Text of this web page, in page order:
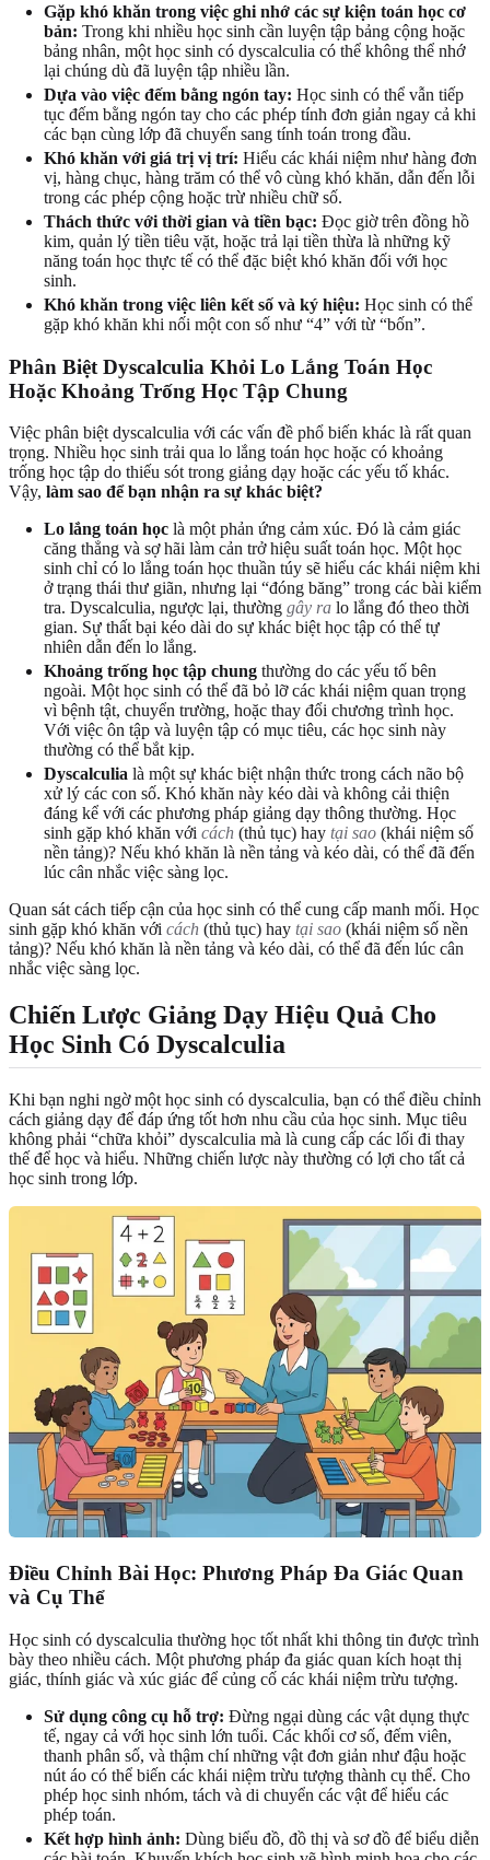
Gặp khó khăn trong việc ghi nhớ các sự kiện toán học cơ
bản: Trong khi nhiều học sinh cần luyện tập bảng cộng hoặc
bảng nhân, một học sinh có dyscalculia có thể không thể nhớ
lại chúng dù đã luyện tập nhiều lần.
Dựa vào việc đếm bằng ngón tay: Học sinh có thể vẫn tiếp
tục đếm bằng ngón tay cho các phép tính đơn giản ngay cả khi
các bạn cùng lớp đã chuyển sang tính toán trong đầu.
Khó khăn với giá trị vị trí: Hiểu các khái niệm như hàng đơn
vị, hàng chục, hàng trăm có thể vô cùng khó khăn, dẫn đến lỗi
trong các phép cộng hoặc trừ nhiều chữ số.
Thách thức với thời gian và tiền bạc: Đọc giờ trên đồng hồ
kim, quản lý tiền tiêu vặt, hoặc trả lại tiền thừa là những kỹ
năng toán học thực tế có thể đặc biệt khó khăn đối với học
sinh.
Khó khăn trong việc liên kết số và ký hiệu: Học sinh có thể
gặp khó khăn khi nối một con số như “4” với từ “bốn”.
Phân Biệt Dyscalculia Khỏi Lo Lắng Toán Học
Hoặc Khoảng Trống Học Tập Chung
Việc phân biệt dyscalculia với các vấn đề phổ biến khác là rất quan
trọng. Nhiều học sinh trải qua lo lắng toán học hoặc có khoảng
trống học tập do thiếu sót trong giảng dạy hoặc các yếu tố khác.
Vậy, làm sao để bạn nhận ra sự khác biệt?
Lo lắng toán học là một phản ứng cảm xúc. Đó là cảm giác
căng thẳng và sợ hãi làm cản trở hiệu suất toán học. Một học
sinh chỉ có lo lắng toán học thuần túy sẽ hiểu các khái niệm khi
ở trạng thái thư giãn, nhưng lại “đóng băng” trong các bài kiểm
tra. Dyscalculia, ngược lại, thường gây ra lo lắng đó theo thời
gian. Sự thất bại kéo dài do sự khác biệt học tập có thể tự
nhiên dẫn đến lo lắng.
Khoảng trống học tập chung thường do các yếu tố bên
ngoài. Một học sinh có thể đã bỏ lỡ các khái niệm quan trọng
vì bệnh tật, chuyển trường, hoặc thay đổi chương trình học.
Với việc ôn tập và luyện tập có mục tiêu, các học sinh này
thường có thể bắt kịp.
Dyscalculia là một sự khác biệt nhận thức trong cách não bộ
xử lý các con số. Khó khăn này kéo dài và không cải thiện
đáng kể với các phương pháp giảng dạy thông thường. Học
sinh gặp khó khăn với cách (thủ tục) hay tại sao (khái niệm số
nền tảng)? Nếu khó khăn là nền tảng và kéo dài, có thể đã đến
lúc cân nhắc việc sàng lọc.
Quan sát cách tiếp cận của học sinh có thể cung cấp manh mối. Học
sinh gặp khó khăn với cách (thủ tục) hay tại sao (khái niệm số nền
tảng)? Nếu khó khăn là nền tảng và kéo dài, có thể đã đến lúc cân
nhắc việc sàng lọc.
Chiến Lược Giảng Dạy Hiệu Quả Cho
Học Sinh Có Dyscalculia
Khi bạn nghi ngờ một học sinh có dyscalculia, bạn có thể điều chỉnh
cách giảng dạy để đáp ứng tốt hơn nhu cầu của học sinh. Mục tiêu
không phải “chữa khỏi” dyscalculia mà là cung cấp các lối đi thay
thế để học và hiểu. Những chiến lược này thường có lợi cho tất cả
học sinh trong lớp.
Điều Chỉnh Bài Học: Phương Pháp Đa Giác Quan
và Cụ Thể
Học sinh có dyscalculia thường học tốt nhất khi thông tin được trình
bày theo nhiều cách. Một phương pháp đa giác quan kích hoạt thị
giác, thính giác và xúc giác để củng cố các khái niệm trừu tượng.
Sử dụng công cụ hỗ trợ: Đừng ngại dùng các vật dụng thực
tế, ngay cả với học sinh lớn tuổi. Các khối cơ số, đếm viên,
thanh phân số, và thậm chí những vật đơn giản như đậu hoặc
nút áo có thể biến các khái niệm trừu tượng thành cụ thể. Cho
phép học sinh nhóm, tách và di chuyển các vật để hiểu các
phép toán.
Kết hợp hình ảnh: Dùng biểu đồ, đồ thị và sơ đồ để biểu diễn